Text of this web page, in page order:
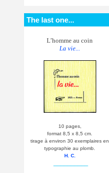
The last one...
L’homme au coin
La vie...
10 pages,
format 8,5 x 8,5 cm.
tirage à environ 30 exemplaires en
typographie au plomb.
H. C.